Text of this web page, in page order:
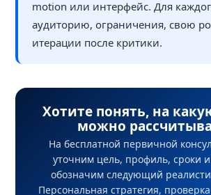
motion или интерфейс. Для
аудиторию, ограничения, свою
итерации после критики.
Хотите понять, на
можно
На бесплатной первичной
уточним цель, профиль, сроки
обозначим следующий
Персональная стратегия,